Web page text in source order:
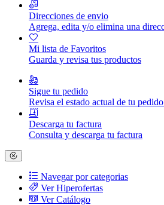
Direcciones de envio
Agrega, edita y/o elimina una
Mi lista de Favoritos
Guarda y revisa tus productos
Sigue tu pedido
Revisa el estado actual de tu
Descarga tu factura
Consulta y descarga tu factura
Navegar por categorias
Ver Hiperofertas
Ver Catálogo